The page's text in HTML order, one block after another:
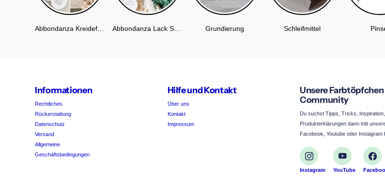
Abbondanza Kreidefarbe Abbondanza Lack Soft Silk Grundierung Schleifmittel
Informationen
Rechtliches
Rückerstattung
Datenschutz
Versand
Allgemeine
Geschäftsbedingungen
Hilfe und Kontakt
Über uns
Kontakt
Impressum
Unsere Farbtöpfchen
Community
Du suchst Tipps, Tricks, Inspiration,
Produkterklärungen dann tritt
Facebook, Youtube oder Instagram
Instagram YouTube